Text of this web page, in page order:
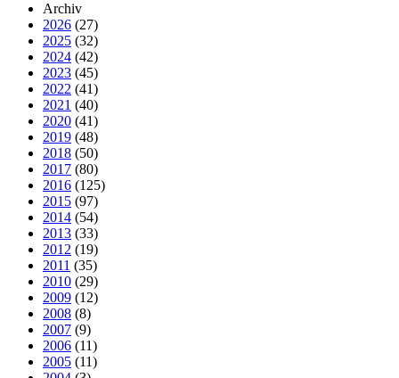
Archiv
2026 (27)
2025 (32)
2024 (42)
2023 (45)
2022 (41)
2021 (40)
2020 (41)
2019 (48)
2018 (50)
2017 (80)
2016 (125)
2015 (97)
2014 (54)
2013 (33)
2012 (19)
2011 (35)
2010 (29)
2009 (12)
2008 (8)
2007 (9)
2006 (11)
2005 (11)